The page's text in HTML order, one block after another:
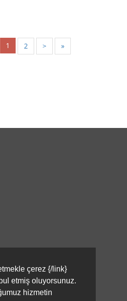
çerez {/link}
etmiş oluyorsunuz.
hizmetin
1 2 > »